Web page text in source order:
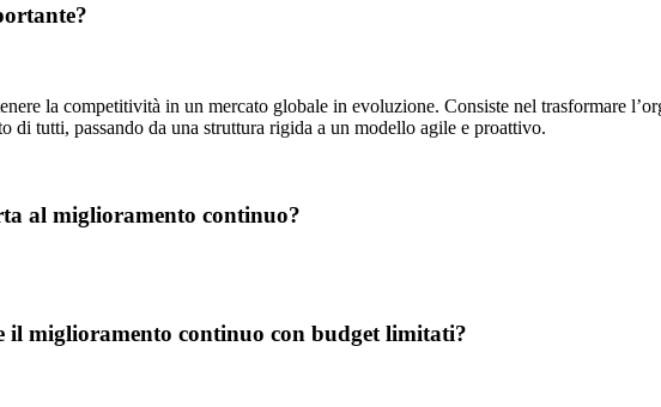
la competitività in un mercato globale in evoluzione. Consiste nel trasformare
di tutti, passando da una struttura rigida a un modello agile e proattivo.
al miglioramento continuo?
il miglioramento continuo con budget limitati?